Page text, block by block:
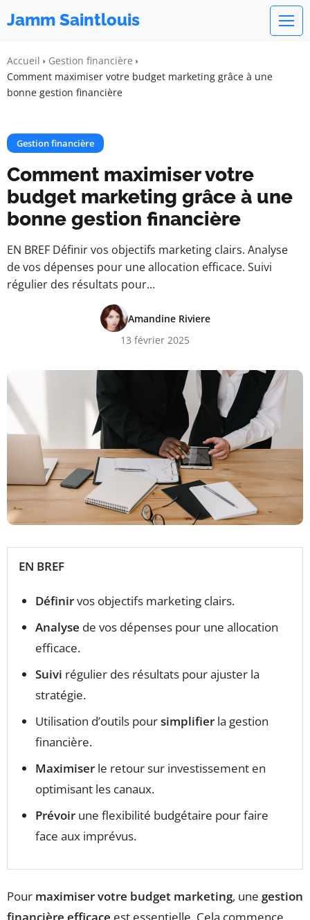
Jamm Saintlouis
Accueil
Gestion financière
Comment maximiser votre budget marketing grâce à une
bonne gestion financière
Gestion financière
Comment maximiser votre
budget marketing grâce à une
bonne gestion financière
EN BREF Définir vos objectifs marketing clairs. Analyse
de vos dépenses pour une allocation efficace. Suivi
régulier des résultats pour…
Amandine Riviere
13 février 2025
EN BREF
Définirvos objectifs marketing clairs.
Analyse de vos dépenses pour une allocation
efficace.
Suivi régulier des résultats pour ajuster la
stratégie.
Utilisation d’outils poursimplifier la gestion
financière.
Maximiser le retour sur investissement en
optimisant les canaux.
Prévoir une flexibilité budgétaire pour faire
face aux imprévus.
Pour maximiser votre budget marketing, une gestion
financière efficace est essentielle. Cela commence